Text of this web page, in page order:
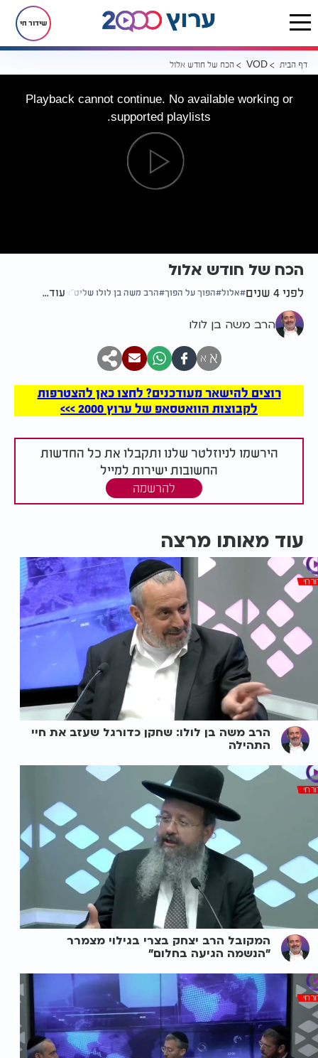
שידור חי
דף הבית VOD הכח של חודש אלול
Playback cannot continue. No available working or
supported playlists.
הכח של חודש אלול
לפני 4 שנים אלול הפוך על הפוך הרב משה בן לולו שליט"א עוד...
הרב משה בן לולו
א א
רוצים להישאר מעודכנים? לחצו כאן להצטרפות
לקבוצות הוואטסאפ של ערוץ 2000 >>>
הירשמו לניוזלטר שלנו ותקבלו את כל החדשות
החשובות ישירות למייל
להרשמה
עוד מאותו מרצה
הרב משה בן לולו: שחקן כדורגל שעזב את חיי
התהילה
המקובל הרב יצחק בצרי בגילוי מצמרר
"הנשמה הגיעה בחלום"